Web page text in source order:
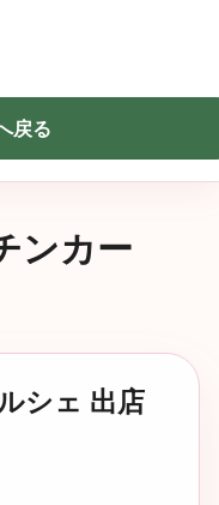
戻る
ンカー
シェ 出店